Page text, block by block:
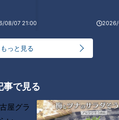
08/07 21:00 2026/
もっと見る
事で見る
ならば、オレがすべてやる”
る働きを実践した大野投手。約
彼は達成感に満ち溢れた優しい
で栗原選手（ホークス）から首